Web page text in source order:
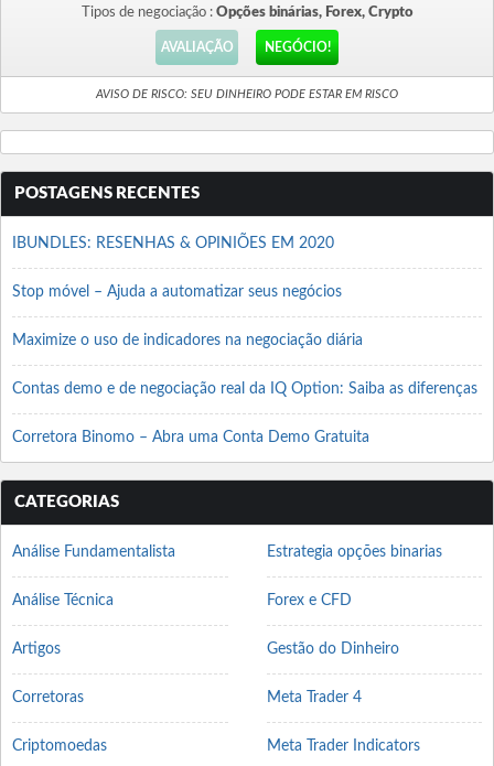
Tipos de negociação : Opções binárias, Forex, Crypto
AVALIAÇÃO NEGÓCIO!
AVISO DE RISCO: SEU DINHEIRO PODE ESTAR EM RISCO
POSTAGENS RECENTES
IBUNDLES: RESENHAS & OPINIÕES EM 2020
Stop móvel – Ajuda a automatizar seus negócios
Maximize o uso de indicadores na negociação diária
Contas demo e de negociação real da IQ Option: Saiba as diferenças
Corretora Binomo – Abra uma Conta Demo Gratuita
CATEGORIAS
Análise Fundamentalista
Análise Técnica
Artigos
Corretoras
Criptomoedas
Estrategia opções binarias
Forex e CFD
Gestão do Dinheiro
Meta Trader 4
Meta Trader Indicators